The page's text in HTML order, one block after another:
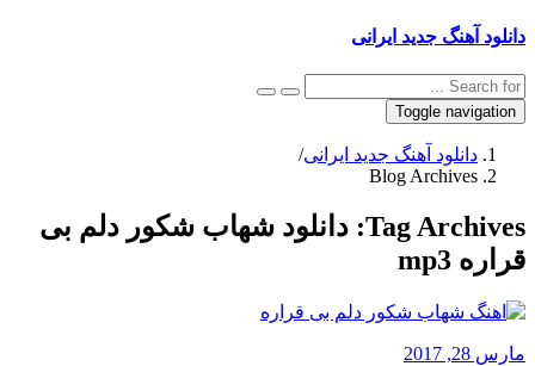
دانلود آهنگ جدید ایرانی
Toggle navigation
دانلود آهنگ جدید ایرانی/
Blog Archives
Tag Archives: دانلود شهاب شکور دلم بی
قراره mp3
مارس 28, 2017